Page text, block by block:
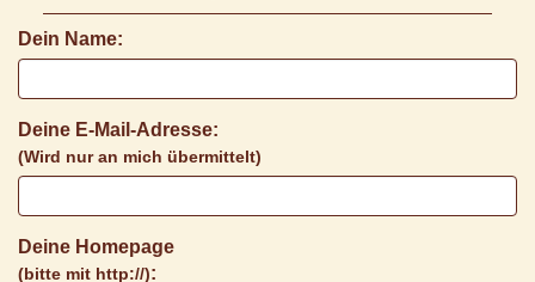
Dein Name:
Deine E-Mail-Adresse:
(Wird nur an mich übermittelt)
Deine Homepage
(bitte mit http://):